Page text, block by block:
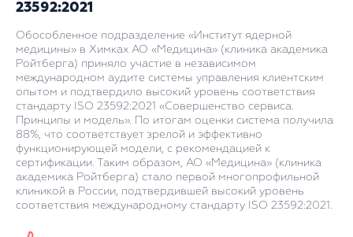
23592:2021
Обособленное подразделение «Институт ядерной
медицины» в Химках АО «Медицина» (клиника академика
Ройтберга) приняло участие в независимом
международном аудите системы управления клиентским
опытом и подтвердило высокий уровень соответствия
стандарту ISO 23592:2021 «Совершенство сервиса.
Принципы и модель». По итогам оценки система получила
88%, что соответствует зрелой и эффективно
функционирующей модели, с рекомендацией к
сертификации. Таким образом, АО «Медицина» (клиника
академика Ройтберга) стало первой многопрофильной
клиникой в России, подтвердившей высокий уровень
соответствия международному стандарту ISO 23592:2021.